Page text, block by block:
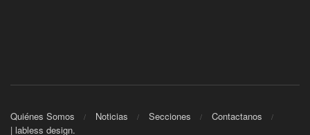
Quiénes Somos Noticias Secciones
Contactanos
| labless design.